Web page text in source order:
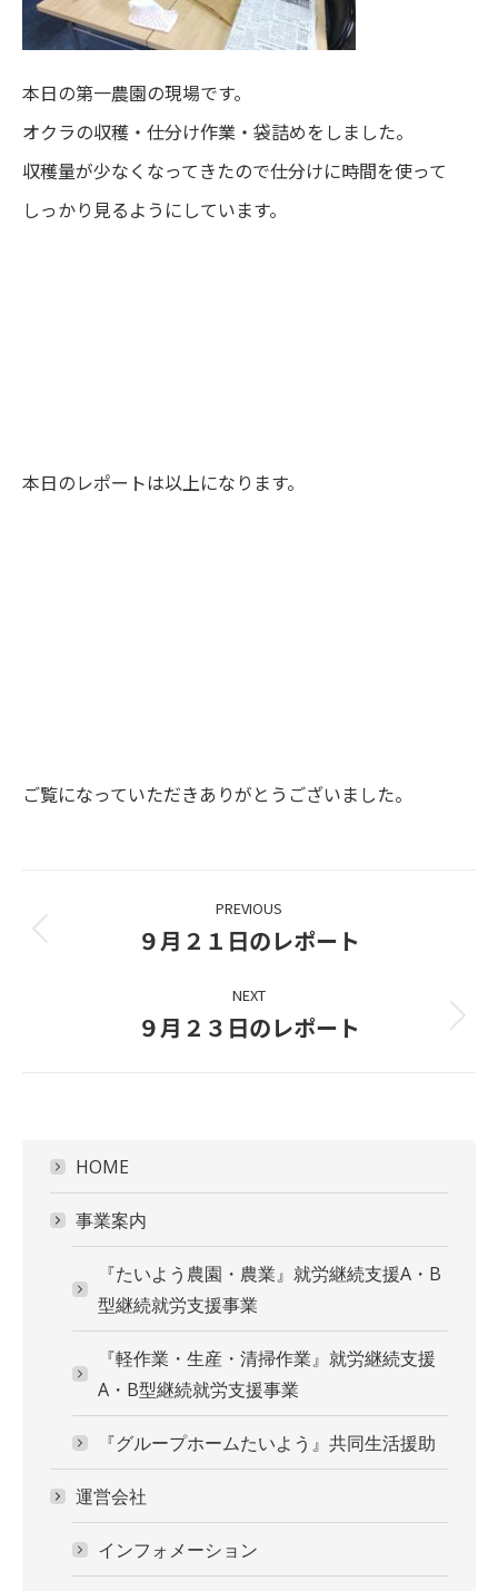
本日の第一農園の現場です。
オクラの収穫・仕分け作業・袋詰めをしました。
収穫量が少なくなってきたので仕分けに時間を使って
しっかり見るようにしています。
本日のレポートは以上になります。
ご覧になっていただきありがとうございました。
navigation
PREVIOUS
Previous
９月２１日のレポート
NEXT
Next
９月２３日のレポート
HOME
事業案内
『たいよう農園・農業』就労継続支援A・B
型継続就労支援事業
『軽作業・生産・清掃作業』就労継続支援
A・B型継続就労支援事業
『グループホームたいよう』共同生活援助
運営会社
インフォメーション